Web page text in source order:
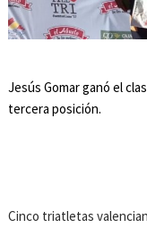
Jesús Gomar ganó el
tercera posición.
Cinco triatletas